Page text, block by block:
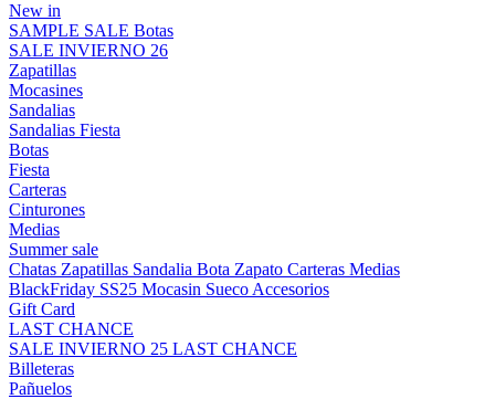
New in
SAMPLE SALE Botas
SALE INVIERNO 26
Zapatillas
Mocasines
Sandalias
Sandalias Fiesta
Botas
Fiesta
Carteras
Cinturones
Medias
Summer sale
Chatas Zapatillas Sandalia Bota Zapato Carteras Medias
BlackFriday SS25 Mocasin Sueco Accesorios
Gift Card
LAST CHANCE
SALE INVIERNO 25 LAST CHANCE
Billeteras
Pañuelos